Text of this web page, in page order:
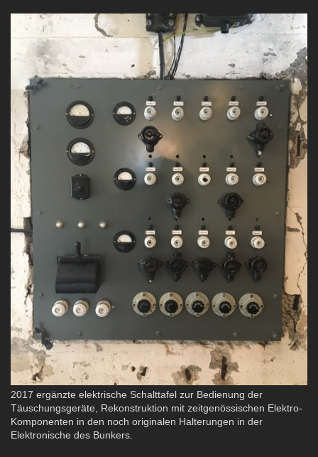
2017 ergänzte elektrische Schalttafel zur Bedienung der
Täuschungsgeräte, Rekonstruktion mit zeitgenössischen Elektro-
Komponenten in den noch originalen Halterungen in der
Elektronische des Bunkers.